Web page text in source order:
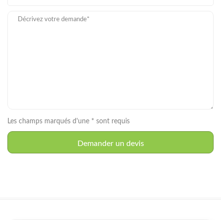
Les champs marqués d'une * sont requis